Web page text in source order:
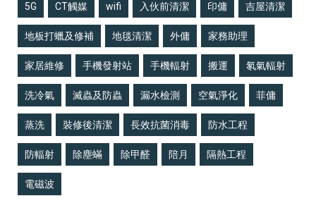
5G CT觸媒 wifi 入伙前清潔 印傭 吉屋清潔
地板打蠟及修補 地毯清潔 外傭 家務助理
家居維修 手機發射站 手機輻射 搬運 氡氣輻射
洗冷氣 滅蟲及防蟲 漏水檢測 空氣淨化 菲傭
蒸洗 裝修後清潔 長效抗菌消毒 防水工程
防輻射 除塵蟎 除甲醛 陪月 隔熱工程
電磁波